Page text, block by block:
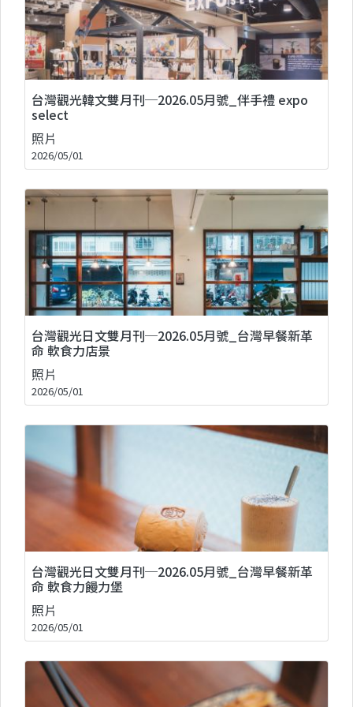
台灣觀光韓文雙月刊─2026.05月號_伴手禮 expo
select
照片
2026/05/01
台灣觀光日文雙月刊─2026.05月號_台灣早餐新革
命 軟食力店景
照片
2026/05/01
台灣觀光日文雙月刊─2026.05月號_台灣早餐新革
命 軟食力饅力堡
照片
2026/05/01